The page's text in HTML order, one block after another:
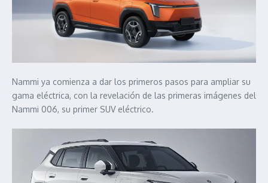
Nammi ya comienza a dar los primeros pasos para ampliar su
gama eléctrica, con la revelación de las primeras imágenes del
Nammi 006, su primer SUV eléctrico.